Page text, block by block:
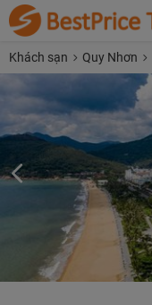
Khách sạn Quy Nhơn